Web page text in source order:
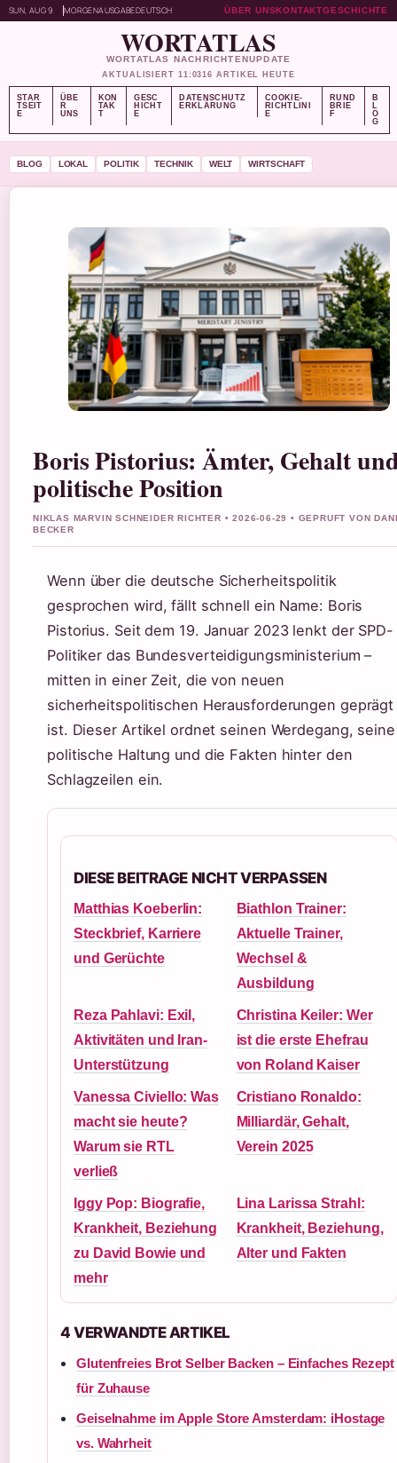
SUN, AUG 9 MORGENAUSGABEDEUTSCH ÜBER UNSKONTAKTGESCHICHTE
WORTATLAS
WORTATLAS NACHRICHTENUPDATE
AKTUALISIERT 11:0316 ARTIKEL HEUTE
STAR
TSEIT
E
ÜBE
R
UNS
KON
TAK
T
GESC
HICHT
E
DATENSCHUTZ
ERKLÄRUNG
COOKIE-
RICHTLINI
E
RUND
BRIE
F
B
L
O
G
BLOG LOKAL POLITIK TECHNIK WELT WIRTSCHAFT
Boris Pistorius: Ämter, Gehalt
politische Position
NIKLAS MARVIN SCHNEIDER RICHTER • 2026-06-29 • GEPRUFT VON
BECKER
Wenn über die deutsche Sicherheitspolitik
gesprochen wird, fällt schnell ein Name: Boris
Pistorius. Seit dem 19. Januar 2023 lenkt der SPD-
Politiker das Bundesverteidigungsministerium –
mitten in einer Zeit, die von neuen
sicherheitspolitischen Herausforderungen geprägt
ist. Dieser Artikel ordnet seinen Werdegang, seine
politische Haltung und die Fakten hinter den
Schlagzeilen ein.
DIESE BEITRAGE NICHT VERPASSEN
Matthias Koeberlin:
Steckbrief, Karriere
und Gerüchte
Biathlon Trainer:
Aktuelle Trainer,
Wechsel &
Ausbildung
Reza Pahlavi: Exil,
Aktivitäten und Iran-
Unterstützung
Christina Keiler: Wer
ist die erste Ehefrau
von Roland Kaiser
Vanessa Civiello: Was
macht sie heute?
Warum sie RTL
verließ
Cristiano Ronaldo:
Milliardär, Gehalt,
Verein 2025
Iggy Pop: Biografie,
Krankheit, Beziehung
zu David Bowie und
mehr
Lina Larissa Strahl:
Krankheit, Beziehung,
Alter und Fakten
4 VERWANDTE ARTIKEL
Glutenfreies Brot Selber Backen – Einfaches Rezept
für Zuhause
Geiselnahme im Apple Store Amsterdam: iHostage
vs. Wahrheit